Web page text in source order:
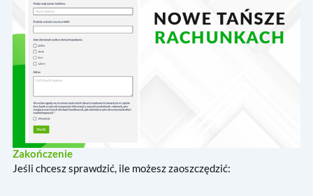
Zakończenie
Jeśli chcesz sprawdzić, ile możesz zaoszczędzić: